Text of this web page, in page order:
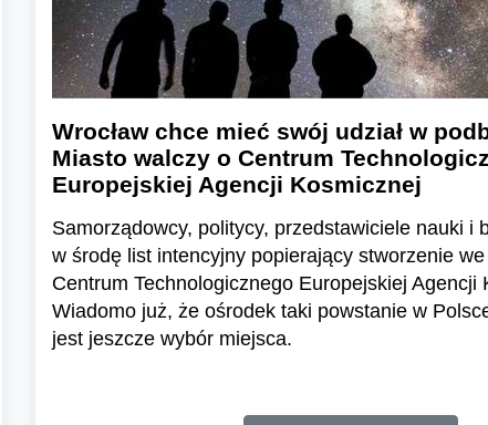
Wrocław chce mieć swój udział w
Miasto walczy o Centrum
Europejskiej Agencji Kosmicznej
Samorządowcy, politycy, przedstawiciele nauki i
w środę list intencyjny popierający stworzenie we
Centrum Technologicznego Europejskiej Agencji
Wiadomo już, że ośrodek taki powstanie w
jest jeszcze wybór miejsca.